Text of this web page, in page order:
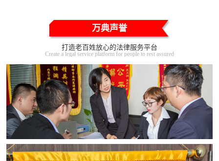
万典声誉
打造老百姓放心的法律服务平台
Create a legal service platform for people to rest assured